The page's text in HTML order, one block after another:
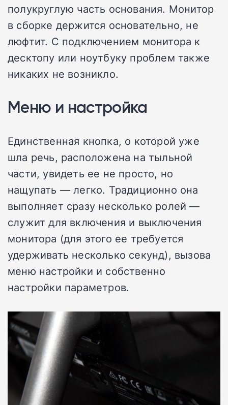
полукруглую часть основания. Монитор
в сборке держится основательно, не
люфтит. С подключением монитора к
десктопу или ноутбуку проблем также
никаких не возникло.
Меню и настройка
Единственная кнопка, о которой уже
шла речь, расположена на тыльной
части, увидеть ее не просто, но
нащупать — легко. Традиционно она
выполняет сразу несколько ролей —
служит для включения и выключения
монитора (для этого ее требуется
удерживать несколько секунд), вызова
меню настройки и собственно
настройки параметров.